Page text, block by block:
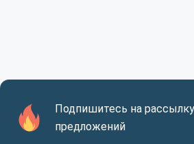
Подпишитесь на
предложений